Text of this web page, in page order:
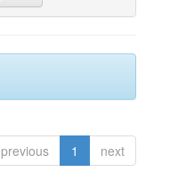
previous 1 next